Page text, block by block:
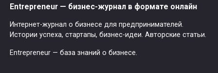
Entrepreneur — бизнес-журнал в формате онлайн
Интернет-журнал о бизнесе для предпринимателей.
Истории успеха, стартапы, бизнес-идеи. Авторские статьи.
Entrepreneur — база знаний о бизнесе.